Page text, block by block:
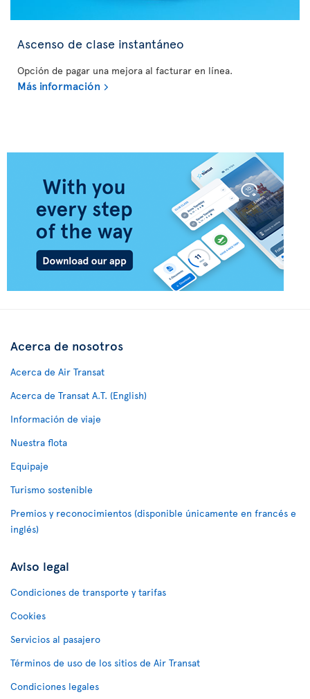
Ascenso de clase instantáneo
Opción de pagar una mejora al facturar en línea.
Más información
Acerca de nosotros
Acerca de Air Transat
Acerca de Transat A.T. (English)
Información de viaje
Nuestra flota
Equipaje
Turismo sostenible
Premios y reconocimientos (disponible únicamente en francés e
inglés)
Aviso legal
Condiciones de transporte y tarifas
Cookies
Servicios al pasajero
Términos de uso de los sitios de Air Transat
Condiciones legales